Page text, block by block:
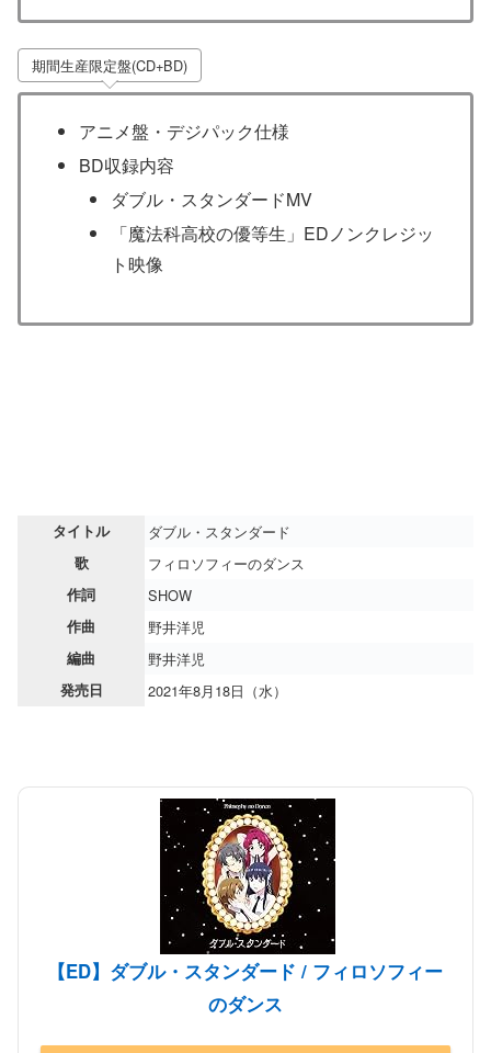
期間生産限定盤(CD+BD)
アニメ盤・デジパック仕様
BD収録内容
ダブル・スタンダードMV
「魔法科高校の優等生」EDノンクレジッ
ト映像
タイトル ダブル・スタンダード
歌 フィロソフィーのダンス
作詞 SHOW
作曲 野井洋児
編曲 野井洋児
発売日 2021年8月18日（水）
【ED】ダブル・スタンダード / フィロソフィー
のダンス